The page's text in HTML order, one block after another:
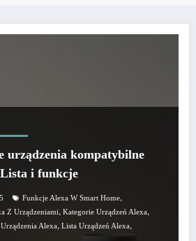
urządzenia kompatybilne
i funkcje
Funkcje Alexa W Smart Home,
Z Urządzeniami, Kategorie Urządzeń Alexa,
Alexa, Lista Urządzeń Alexa,